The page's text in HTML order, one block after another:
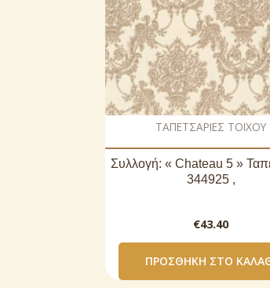
ΤΑΠΕΤΣΑΡΙΕΣ ΤΟΙΧΟΥ
Συλλογή: « Chateau 5 »
344925 ,
€43.40
ΠΡΟΣΘΉΚΗ ΣΤΟ